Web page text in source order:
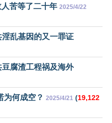
苦等了二十年 2025/4/22
乱基因的又一罪证
腐渣工程祸及海外
为何成空？ 2025/4/21 (19,122